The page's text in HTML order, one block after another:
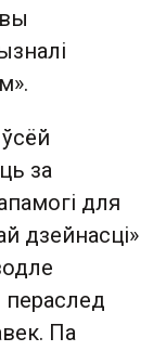
за
для
дзейнасці»
пераслед
Па